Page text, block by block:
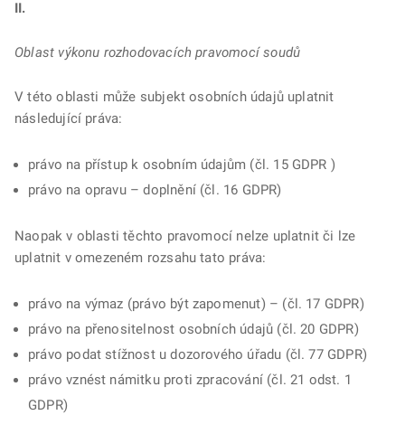
II.
Oblast výkonu rozhodovacích pravomocí soudů
V této oblasti může subjekt osobních údajů uplatnit
následující práva:
právo na přístup k osobním údajům (čl. 15 GDPR )
právo na opravu – doplnění (čl. 16 GDPR)
Naopak v oblasti těchto pravomocí nelze uplatnit či lze
uplatnit v omezeném rozsahu tato práva:
právo na výmaz (právo být zapomenut) – (čl. 17 GDPR)
právo na přenositelnost osobních údajů (čl. 20 GDPR)
právo podat stížnost u dozorového úřadu (čl. 77 GDPR)
právo vznést námitku proti zpracování (čl. 21 odst. 1
GDPR)